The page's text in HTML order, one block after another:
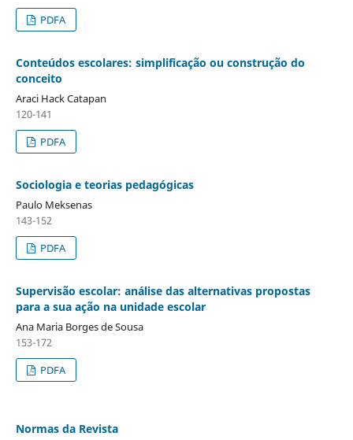
PDFA
Conteúdos escolares: simplificação ou construção do
conceito
Araci Hack Catapan
120-141
PDFA
Sociologia e teorias pedagógicas
Paulo Meksenas
143-152
PDFA
Supervisão escolar: análise das alternativas propostas
para a sua ação na unidade escolar
Ana Maria Borges de Sousa
153-172
PDFA
Normas da Revista